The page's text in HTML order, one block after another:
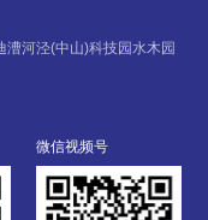
河泾(中山)科技园水木园
微信视频号